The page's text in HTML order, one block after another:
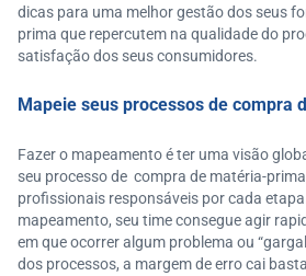
dicas para uma melhor gestão dos seus
prima que repercutem na qualidade do
satisfação dos seus consumidores.
Mapeie seus processos de compra
Fazer o mapeamento é ter uma visão
seu processo de compra de matéria-
profissionais responsáveis por cada
mapeamento, seu time consegue agir
em que ocorrer algum problema ou
dos processos, a margem de erro cai